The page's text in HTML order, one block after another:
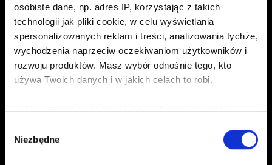
osobiste dane, np. adres IP, korzystając z takich
technologii jak pliki cookie, w celu wyświetlania
spersonalizowanych reklam i treści, analizowania tychże,
wychodzenia naprzeciw oczekiwaniom użytkowników i
rozwoju produktów. Masz wybór odnośnie tego, kto
używa Twoich danych i w jakich celach to robi.
Jeśli wyrazisz na to zgodę, chcielibyśmy również:
geograficznej z dokładnością nawet do kilku metrów
zgody
Niezbędne
Krótki opis problemu
Dodaj plik
Możesz załączyć do zgłoszenia plik np. zrzut ekranu.
Limit: 12 MB.